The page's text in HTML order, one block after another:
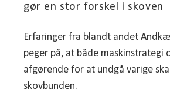
gør en stor forskel i skoven
Erfaringer fra blandt andet
peger på, at både maskinstrategi
afgørende for at undgå varige
skovbunden.